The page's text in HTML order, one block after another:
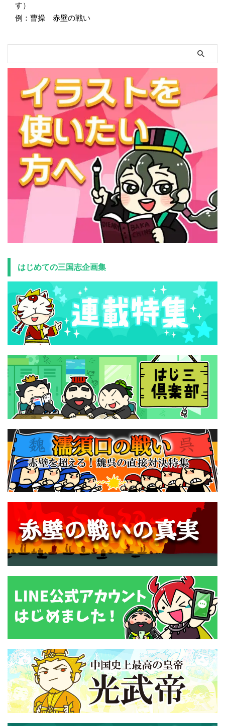
す）
例：曹操 赤壁の戦い
はじめての三国志企画集